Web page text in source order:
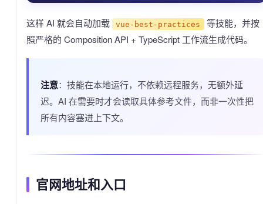
这样 AI 就会自动加载 vue-best-practices 等技能，并按
照严格的 Composition API + TypeScript 工作流生成代码。
注意：技能在本地运行，不依赖远程服务，无额外延
迟。AI 在需要时才会读取具体参考文件，而非一次性把
所有内容塞进上下文。
官网地址和入口